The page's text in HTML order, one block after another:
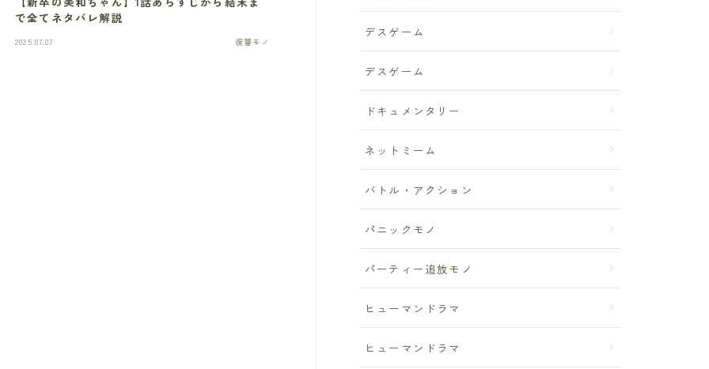
で全てネタバレ解説
2025.07.07 復讐モノ
デスゲーム
デスゲーム
ドキュメンタリー
ネットミーム
バトル・アクション
パニックモノ
パーティー追放モノ
ヒューマンドラマ
ヒューマンドラマ